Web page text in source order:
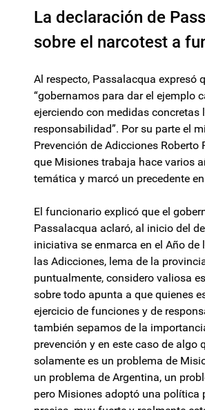
La declaración de
sobre el narcotest a
Al respecto, Passalacqua expresó
“gobernamos para dar el ejemplo
ejerciendo con medidas concretas
responsabilidad”. Por su parte el
Prevención de Adicciones
que Misiones trabaja hace varios
temática y marcó un precedente
El funcionario explicó que el
Passalacqua aclaró, al inicio del
iniciativa se enmarca en el Año de
las Adicciones, lema de la
puntualmente, considero valiosa
sobre todo apunta a que quienes
ejercicio de funciones y de
también sepamos de la
prevención y en este caso de algo
solamente es un problema de
un problema de Argentina, un
pero Misiones adoptó una política